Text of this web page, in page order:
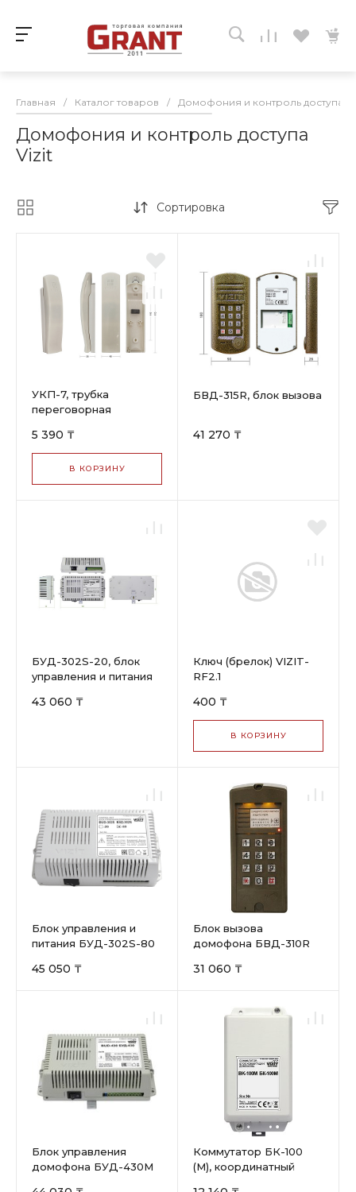
Главная / Каталог товаров / Домофония и контроль доступа
Домофония и контроль доступа
Vizit
Сортировка
УКП-7, трубка
переговорная
5 390 ₸
В КОРЗИНУ
БВД-315R, блок вызова
41 270 ₸
БУД-302S-20, блок
управления и питания
43 060 ₸
Ключ (брелок) VIZIT-
RF2.1
400 ₸
В КОРЗИНУ
Блок управления и
питания БУД-302S-80
45 050 ₸
Блок вызова
домофона БВД-310R
31 060 ₸
Блок управления
домофона БУД-430M
Коммутатор БК-100
(М), координатный